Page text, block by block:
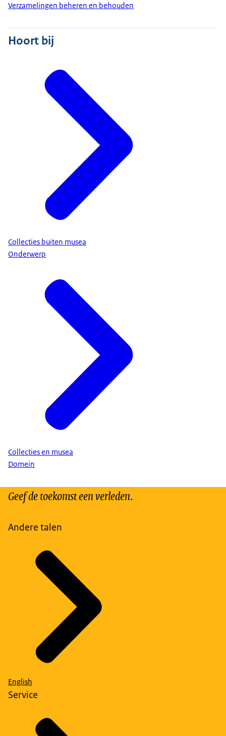
Verzamelingen beheren en behouden
Hoort bij
Collecties buiten musea
Onderwerp
Collecties en musea
Domein
Geef de toekomst een verleden.
Andere talen
English
Service